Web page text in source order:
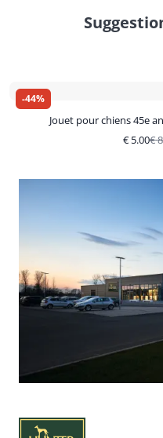
-44%
Jouet pour chiens 45e
€ 5.00€